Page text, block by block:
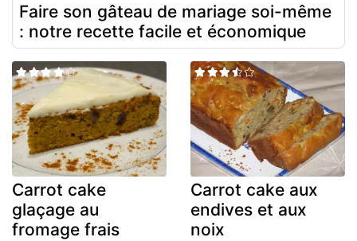
Faire son gâteau de mariage soi-même
: notre recette facile et économique
Carrot cake
glaçage au
fromage frais
Carrot cake aux
endives et aux
noix